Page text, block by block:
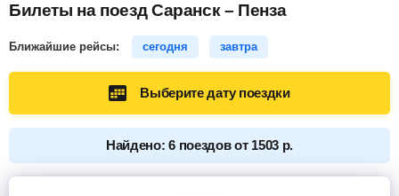
Билеты на поезд Саранск – Пенза
Ближайшие рейсы: сегодня завтра
Выберите дату поездки
Найдено: 6 поездов от 1503 р.